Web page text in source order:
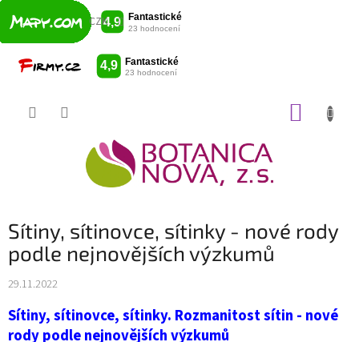
CZK
Sítiny, sítinovce, sítinky - nové rody
podle nejnovějších výzkumů
29.11.2022
Sítiny, sítinovce, sítinky. Rozmanitost sítin - nové
rody podle nejnovějších výzkumů